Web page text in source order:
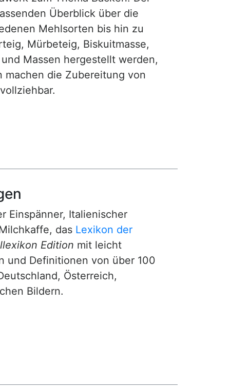
Überblick über die
Mehlsorten bis hin zu
Mürbeteig, Biskuitmasse,
Massen hergestellt werden,
die Zubereitung von
Einspänner, Italienischer
das Lexikon der
Edition mit leicht
und Definitionen von über 100
Österreich,
Bildern.